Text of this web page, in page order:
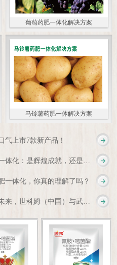
葡萄药肥一体化解决方案
马铃薯药肥一体解决方案
气上市7款新产品！
十多年磨砺，药肥一体化：是辉煌成就，还是新起点？
一体化，你真的理解了吗？
强强联合，一起向未来，世科姆（中国）与武汉科诺达成战略合作协议